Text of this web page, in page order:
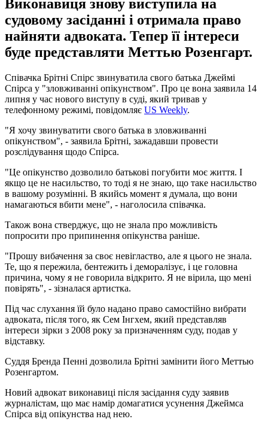
Виконавиця знову виступила на
судовому засіданні і отримала право
найняти адвоката. Тепер її інтереси
буде представляти Меттью Розенгарт.
Співачка Брітні Спірс звинуватила свого батька Джеймі
Спірса у "зловживанні опікунством". Про це вона заявила 14
липня у час нового виступу в суді, який тривав у
телефонному режимі, повідомляє US Weekly.
"Я хочу звинуватити свого батька в зловживанні
опікунством", - заявила Брітні, зажадавши провести
розслідування щодо Спірса.
"Це опікунство дозволило батькові погубити моє життя. І
якщо це не насильство, то тоді я не знаю, що таке насильство
в вашому розумінні. В якийсь момент я думала, що вони
намагаються вбити мене", - наголосила співачка.
Також вона стверджує, що не знала про можливість
попросити про припинення опікунства раніше.
"Прошу вибачення за своє невігластво, але я цього не знала.
Те, що я пережила, бентежить і деморалізує, і це головна
причина, чому я не говорила відкрито. Я не вірила, що мені
повірять", - зізналася артистка.
Під час слухання їй було надано право самостійно вибрати
адвоката, після того, як Сем Інгхем, який представляв
інтереси зірки з 2008 року за призначенням суду, подав у
відставку.
Суддя Бренда Пенні дозволила Брітні замінити його Меттью
Розенгартом.
Новий адвокат виконавиці після засідання суду заявив
журналістам, що має намір домагатися усунення Джеймса
Спірса від опікунства над нею.